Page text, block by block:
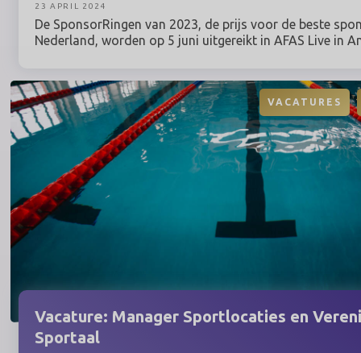
De SponsorRingen van 2023, de prijs voor de beste
Nederland, worden op 5 juni uitgereikt in AFAS Live in
23 APRIL 2024
Vacature: Manager Sportlocaties en
Sportaal
VACATURES